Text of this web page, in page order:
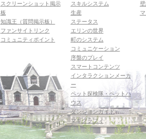
スクリーンショット掲示
板
知識王（質問掲示板）
ファンサイトリンク
コミュニティポイント
スキルシステム
生産
ステータス
エリンの世界
町のシステム
コミュニケーション
序盤のプレイ
スマートコンテンツ
インタラクションメーカ
ー
ペット探検隊・ペットハ
ウス
ダンジョンガイド
マギグラフィ